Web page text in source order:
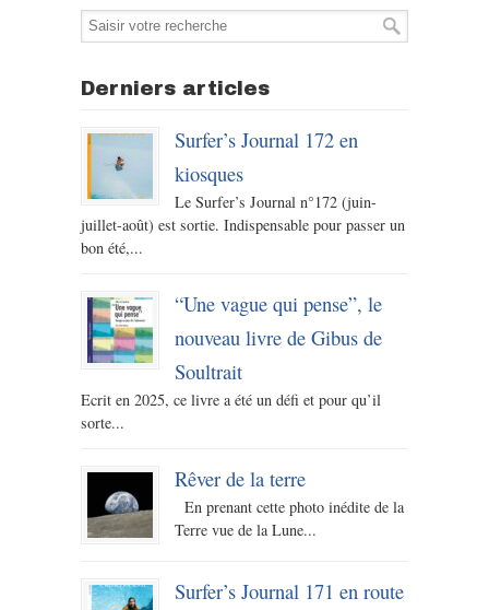
Derniers articles
Surfer’s Journal 172 en
kiosques
Le Surfer’s Journal n°172 (juin-
juillet-août) est sortie. Indispensable pour passer un
bon été,...
“Une vague qui pense”, le
nouveau livre de Gibus de
Soultrait
Ecrit en 2025, ce livre a été un défi et pour qu’il
sorte...
Rêver de la terre
En prenant cette photo inédite de la
Terre vue de la Lune...
Surfer’s Journal 171 en route